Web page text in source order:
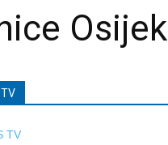
Osijek
TV